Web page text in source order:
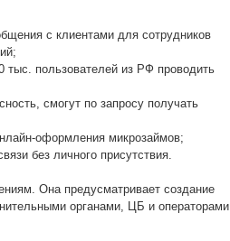
с клиентами для сотрудников
тыс. пользователей из РФ проводить
смогут по запросу получать
оформления микрозаймов;
без личного присутствия.
Она предусматривает создание
органами, ЦБ и операторами